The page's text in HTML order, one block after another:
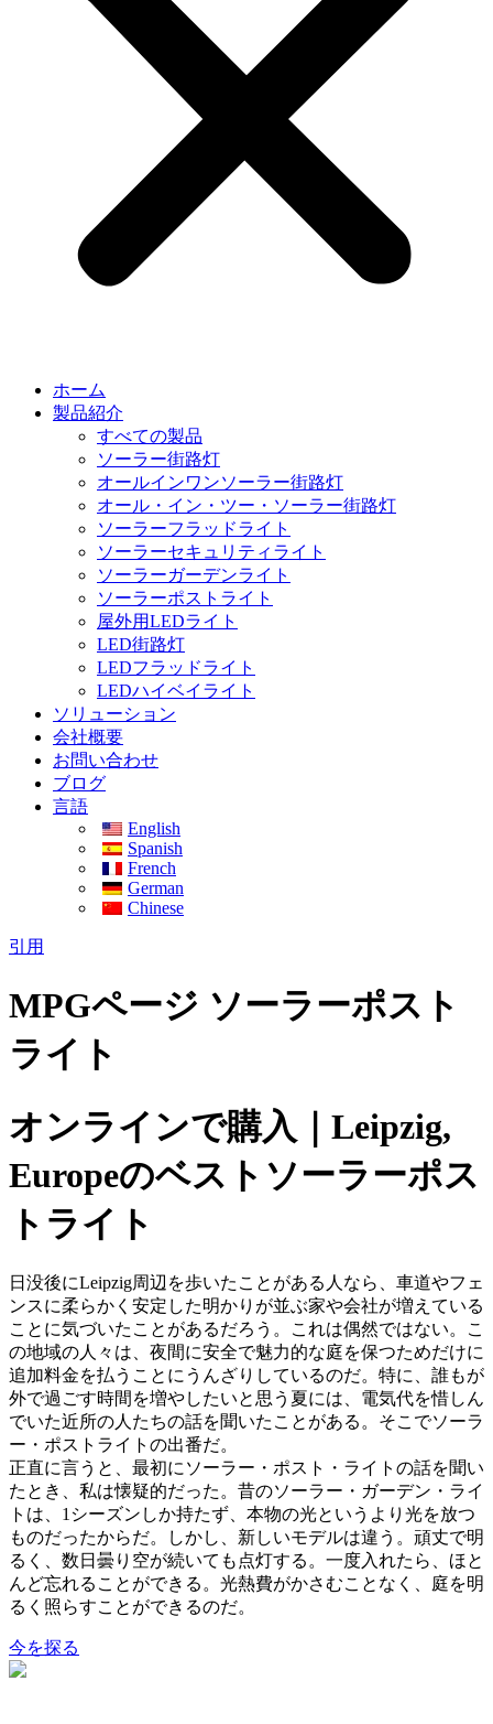
ホーム
製品紹介
すべての製品
ソーラー街路灯
オールインワンソーラー街路灯
オール・イン・ツー・ソーラー街路灯
ソーラーフラッドライト
ソーラーセキュリティライト
ソーラーガーデンライト
ソーラーポストライト
屋外用LEDライト
LED街路灯
LEDフラッドライト
LEDハイベイライト
ソリューション
会社概要
お問い合わせ
ブログ
言語
English
Spanish
French
German
Chinese
引用
MPGページ ソーラーポスト
ライト
オンラインで購入｜Leipzig,
Europeのベストソーラーポス
トライト
日没後にLeipzig周辺を歩いたことがある人なら、車道やフェ
ンスに柔らかく安定した明かりが並ぶ家や会社が増えている
ことに気づいたことがあるだろう。これは偶然ではない。こ
の地域の人々は、夜間に安全で魅力的な庭を保つためだけに
追加料金を払うことにうんざりしているのだ。特に、誰もが
外で過ごす時間を増やしたいと思う夏には、電気代を惜しん
でいた近所の人たちの話を聞いたことがある。そこでソーラ
ー・ポストライトの出番だ。
正直に言うと、最初にソーラー・ポスト・ライトの話を聞い
たとき、私は懐疑的だった。昔のソーラー・ガーデン・ライ
トは、1シーズンしか持たず、本物の光というより光を放つ
ものだったからだ。しかし、新しいモデルは違う。頑丈で明
るく、数日曇り空が続いても点灯する。一度入れたら、ほと
んど忘れることができる。光熱費がかさむことなく、庭を明
るく照らすことができるのだ。
今を探る